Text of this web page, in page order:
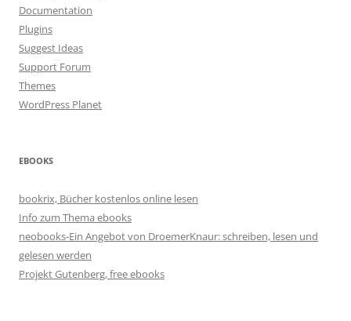
Documentation
Plugins
Suggest Ideas
Support Forum
Themes
WordPress Planet
EBOOKS
bookrix, Bücher kostenlos online lesen
Info zum Thema ebooks
neobooks-Ein Angebot von DroemerKnaur: schreiben, lesen und
gelesen werden
Projekt Gutenberg, free ebooks